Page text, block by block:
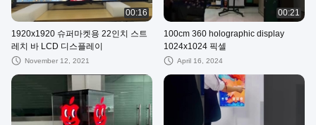
00:16
1920x1920 슈퍼마켓용 22인치 스트
레치 바 LCD 디스플레이
November 12, 2021
00:21
100cm 360 holographic display
1024x1024 픽셀
April 16, 2024